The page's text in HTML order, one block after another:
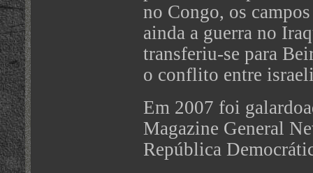
no Congo, os
ainda a guerra no
transferiu-se para
o conflito entre
Em 2007 foi
Magazine General
República